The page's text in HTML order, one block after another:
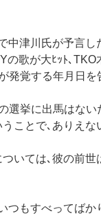
中津川氏が予言し
の歌が大ﾋｯﾄ､
発覚する年月日を
選挙に出馬はない
ことで､ありえな
ついては､彼の前世
つもすべってばか